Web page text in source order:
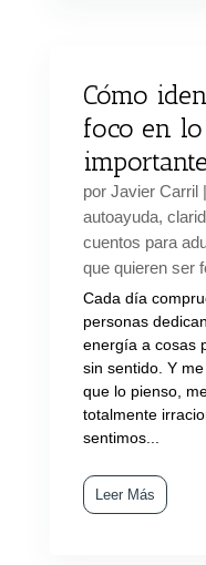
Cómo
foco en
importante
por Javier Carril|
autoayuda,
cuentos para
que quieren ser
Cada día
personas
energía a cosas
sin sentido. Y
que lo pienso,
totalmente
sentimos...
Leer Más